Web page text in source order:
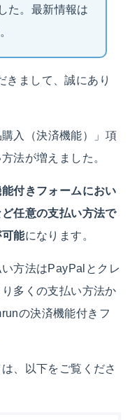
た。最新情報は
きまして、誠にあり
入（決済機能）」項
法が増えました。
付きフォームにおい
任意の支払い方法で
能になります。
方法はPayPalとクレ
多くの支払い方法か
の決済機能付きフ
、以下をご覧くださ